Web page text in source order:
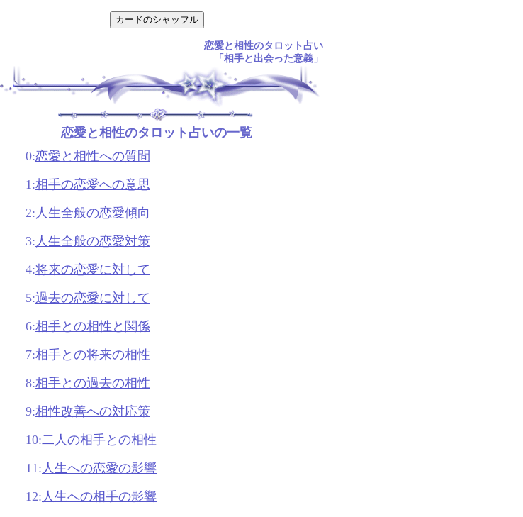
恋愛と相性のタロット占い
「相手と出会った意義」
.
恋愛と相性のタロット占いの一覧
0:恋愛と相性への質問
1:相手の恋愛への意思
2: 人生全般の恋愛傾向
3: 人生全般の恋愛対策
4:将来の恋愛に対して
5:過去の恋愛に対して
6:相手との相性と関係
7:相手との将来の相性
8:相手との過去の相性
9:相性改善への対応策
10:二人の相手との相性
11: 人生への恋愛の影響
12: 人生への相手の影響